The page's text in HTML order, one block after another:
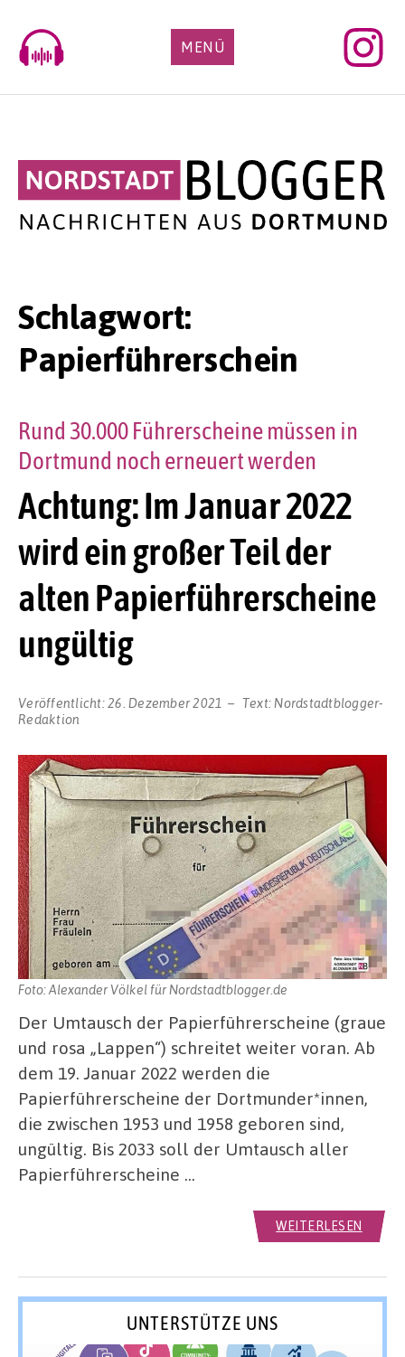
content
MENÜ
Schlagwort:
Papierführerschein
Achtung: Im Januar 2022
wird ein großer Teil der
alten Papierführerscheine
ungültig
Rund 30.000 Führerscheine müssen in
Dortmund noch erneuert werden
Veröffentlicht:26. Dezember 2021 Text: Nordstadtblogger-
Redaktion
Foto: Alexander Völkel für Nordstadtblogger.de
Der Umtausch der Papierführerscheine (graue
und rosa „Lappen“) schreitet weiter voran. Ab
dem 19. Januar 2022 werden die
Papierführerscheine der Dortmunder*innen,
die zwischen 1953 und 1958 geboren sind,
ungültig. Bis 2033 soll der Umtausch aller
Papierführerscheine …
WEITERLESEN
UNTERSTÜTZE UNS